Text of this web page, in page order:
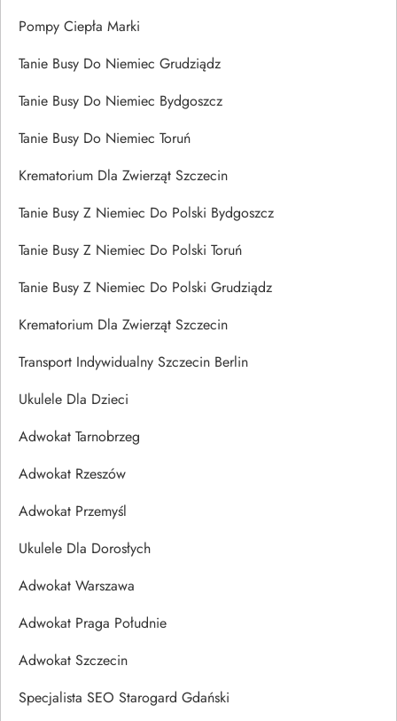
Pompy Ciepła Marki
Tanie Busy Do Niemiec Grudziądz
Tanie Busy Do Niemiec Bydgoszcz
Tanie Busy Do Niemiec Toruń
Krematorium Dla Zwierząt Szczecin
Tanie Busy Z Niemiec Do Polski Bydgoszcz
Tanie Busy Z Niemiec Do Polski Toruń
Tanie Busy Z Niemiec Do Polski Grudziądz
Krematorium Dla Zwierząt Szczecin
Transport Indywidualny Szczecin Berlin
Ukulele Dla Dzieci
Adwokat Tarnobrzeg
Adwokat Rzeszów
Adwokat Przemyśl
Ukulele Dla Dorosłych
Adwokat Warszawa
Adwokat Praga Południe
Adwokat Szczecin
Specjalista SEO Starogard Gdański